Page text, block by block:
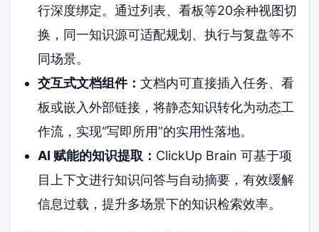
行深度绑定。通过列表、看板等20余种视图切
换，同一知识源可适配规划、执行与复盘等不
同场景。
交互式文档组件： 文档内可直接插入任务、看
板或嵌入外部链接，将静态知识转化为动态工
作流，实现“写即所用”的实用性落地。
AI 赋能的知识提取： ClickUp Brain 可基于项
目上下文进行知识问答与自动摘要，有效缓解
信息过载，提升多场景下的知识检索效率。